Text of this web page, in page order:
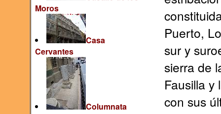
Moros
Casa
Cervantes
Columnata
Puerto,
sur y
sierra de
Fausilla y
con sus